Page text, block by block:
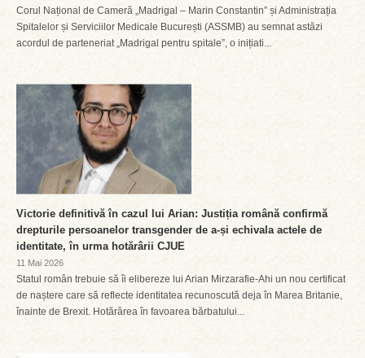
Corul Național de Cameră „Madrigal – Marin Constantin” și Administrația
Spitalelor și Serviciilor Medicale București (ASSMB) au semnat astăzi
acordul de parteneriat „Madrigal pentru spitale”, o inițiati...
Victorie definitivă în cazul lui Arian: Justiția română confirmă
drepturile persoanelor transgender de a-și echivala actele de
identitate, în urma hotărârii CJUE
11 Mai 2026
Statul român trebuie să îi elibereze lui Arian Mirzarafie-Ahi un nou certificat
de naștere care să reflecte identitatea recunoscută deja în Marea Britanie,
înainte de Brexit. Hotărârea în favoarea bărbatului...